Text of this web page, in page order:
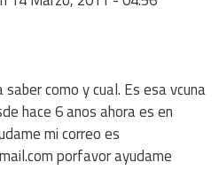
como y cual. Es esa vcuna
hace 6 anos ahora es en
mi correo es
porfavor ayudame